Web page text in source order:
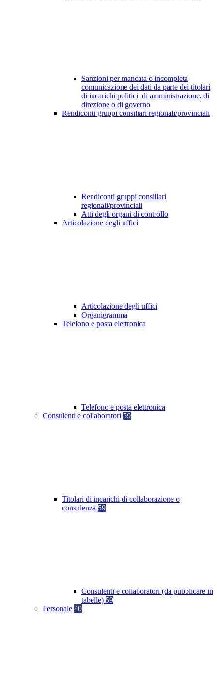
Sanzioni per mancata o incompleta
comunicazione dei dati da parte dei titolari
di incarichi politici, di amministrazione, di
direzione o di governo
Rendiconti gruppi consiliari regionali/provinciali
Rendiconti gruppi consiliari
regionali/provinciali
Atti degli organi di controllo
Articolazione degli uffici
Articolazione degli uffici
Organigramma
Telefono e posta elettronica
Telefono e posta elettronica
Consulenti e collaboratori 59
Titolari di incarichi di collaborazione o
consulenza 59
Consulenti e collaboratori (da pubblicare in
tabelle) 59
Personale 40